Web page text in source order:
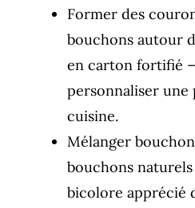
Former des
bouchons autour
en carton fortifié
personnaliser
cuisine.
Mélanger
bouchons
bicolore apprécié